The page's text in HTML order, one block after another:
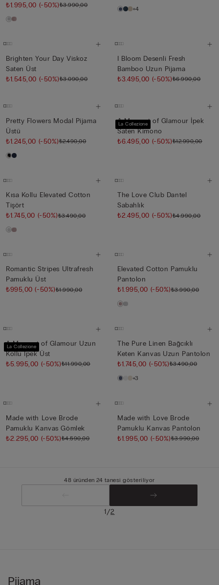
₺1.995,00 (-50%)₺3.990,00
+4
Brighten Your Day Viskoz
Saten Üst
₺1.545,00 (-50%)₺3.090,00
I Bloom Desenli Fresh
Bamboo Uzun Pijama
₺3.495,00 (-50%)₺6.990,00
Pretty Flowers Modal Pijama
Üstü
₺1.245,00 (-50%)₺2.490,00
La Collezione
A Moment of Glamour İpek
Saten Kimono
₺6.495,00 (-50%)₺12.990,00
Kısa Kollu Elevated Cotton
Tişört
₺1.745,00 (-50%)₺3.490,00
The Love Club Dantel
Sabahlık
₺2.495,00 (-50%)₺4.990,00
Romantic Stripes Ultrafresh
Pamuklu Üst
₺995,00(-50%)₺1.990,00
Elevated Cotton Pamuklu
Pantolon
₺1.995,00 (-50%)₺3.990,00
La Collezione
A Moment of Glamour Uzun
Kollu İpek Üst
₺5.995,00 (-50%)₺11.990,00
The Pure Linen Bağcıklı
Keten Kanvas Uzun Pantolon
₺1.745,00 (-50%)₺3.490,00
+3
Made with Love Brode
Pamuklu Kanvas Gömlek
₺2.295,00 (-50%)₺4.590,00
Made with Love Brode
Pamuklu Kanvas Pantolon
₺1.995,00 (-50%)₺3.990,00
48 üründen 24 tanesi gösteriliyor
1/2
Pijama